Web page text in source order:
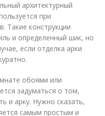
архитектурный
при
Такие конструкции
и определенный шик, но
если отделка арки
обоями или
задуматься о том,
и арку. Нужно сказать,
самым простым и